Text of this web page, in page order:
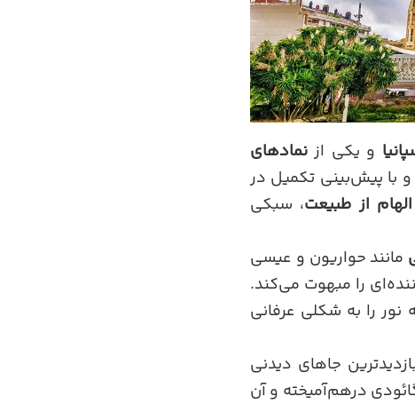
و یکی از نمادهای
شد و با پیش‌بینی تکمیل در
الهام از طبیعت، سبکی
مانند حواریون و عیسی
را مبهوت می‌کند.
را به شکلی عرفانی
جاهای دیدنی
درهم‌آمیخته و آن